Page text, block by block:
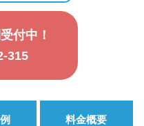
付中！
315
料金概要